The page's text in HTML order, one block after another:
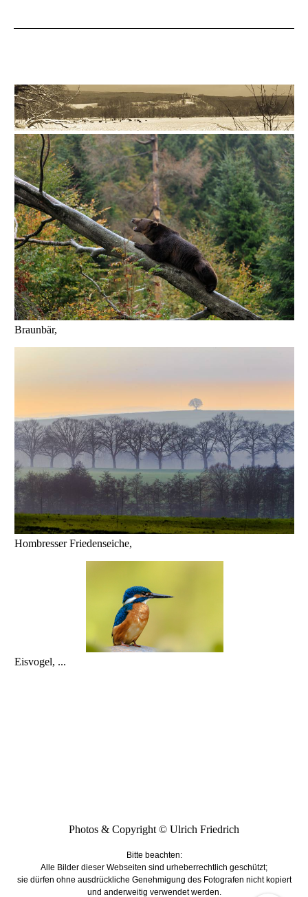
Braunbär,
Hombresser Friedenseiche,
Eisvogel, ...
Photos & Copyright © Ulrich Friedrich
Bitte beachten:
Alle Bilder dieser Webseiten sind urheberrechtlich geschützt;
sie dürfen ohne ausdrückliche Genehmigung des Fotografen nicht kopiert
und anderweitig verwendet werden.